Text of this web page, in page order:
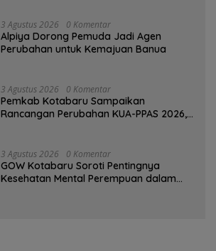
3 Agustus 2026 0 Komentar
‎Alpiya Dorong Pemuda Jadi Agen
Perubahan untuk Kemajuan Banua ‎
3 Agustus 2026 0 Komentar
Pemkab Kotabaru Sampaikan
Rancangan Perubahan KUA-PPAS 2026,
3 Agustus 2026 0 Komentar
GOW Kotabaru Soroti Pentingnya
Kesehatan Mental Perempuan dalam